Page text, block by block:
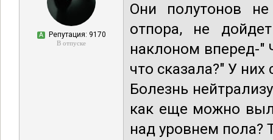
А Репутация: 9170
В отпуске
Они полутонов
отпора, не
наклоном вперед-"
что сказала?" У них
Болезнь
как еще можно
над уровнем пола?